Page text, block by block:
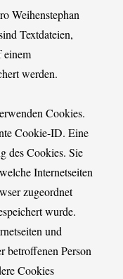
Weihenstephan
Textdateien,
einem
werden.
Cookies.
Cookie-ID. Eine
des Cookies. Sie
Internetseiten
zugeordnet
wurde.
und
betroffenen Person
Cookies